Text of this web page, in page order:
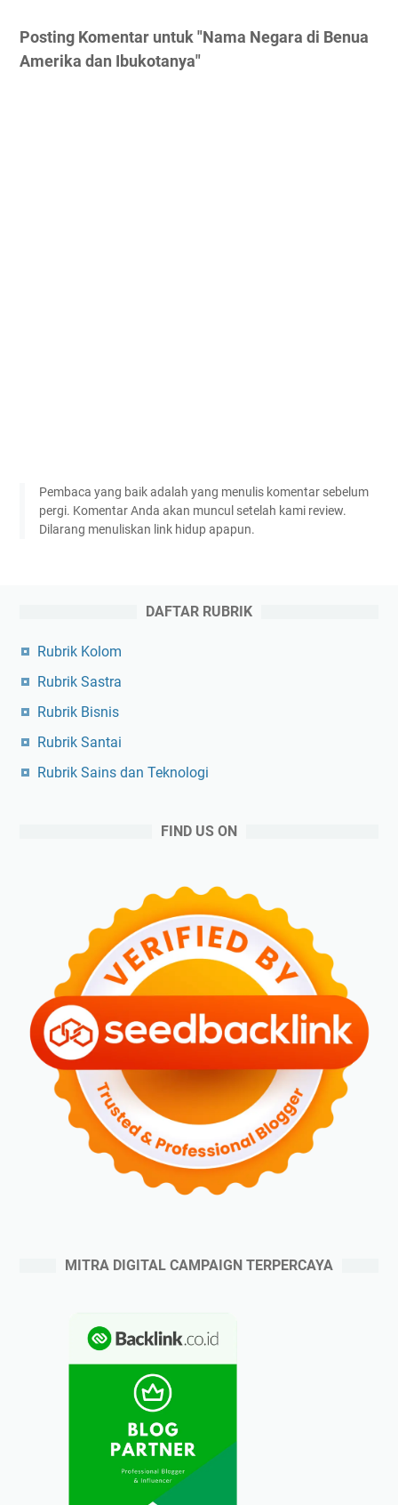
Posting Komentar untuk "Nama Negara di Benua
Amerika dan Ibukotanya"
Pembaca yang baik adalah yang menulis komentar sebelum
pergi. Komentar Anda akan muncul setelah kami review.
Dilarang menuliskan link hidup apapun.
DAFTAR RUBRIK
Rubrik Kolom
Rubrik Sastra
Rubrik Bisnis
Rubrik Santai
Rubrik Sains dan Teknologi
FIND US ON
MITRA DIGITAL CAMPAIGN TERPERCAYA